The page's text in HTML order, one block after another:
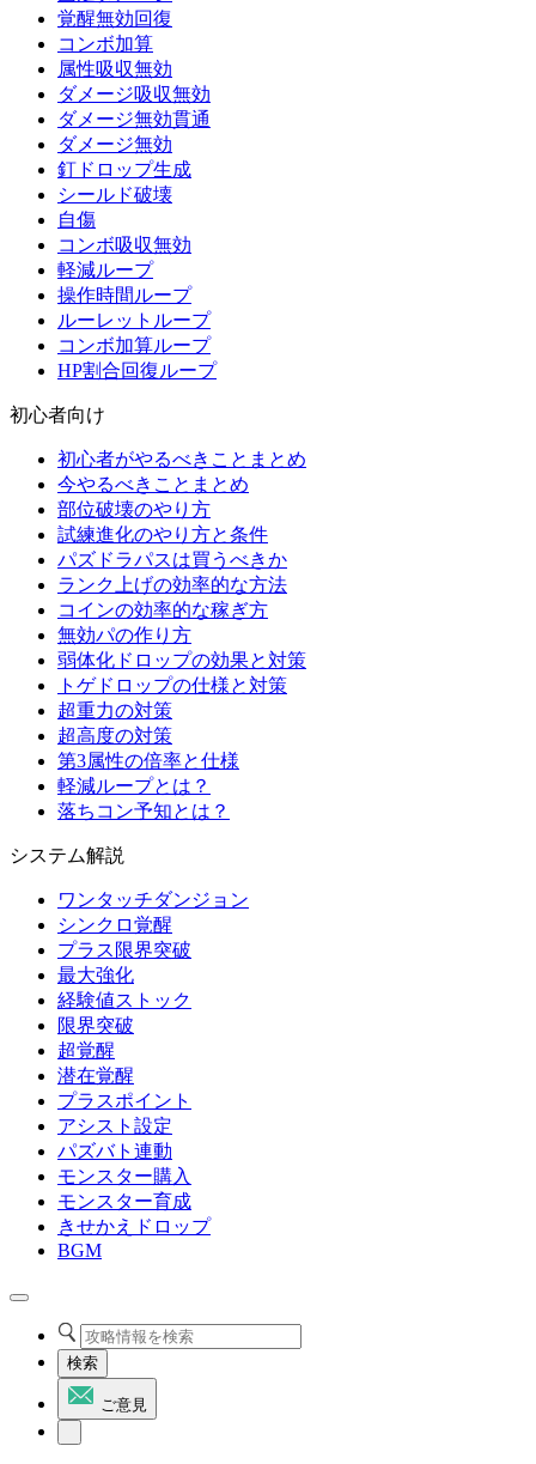
覚醒無効回復
コンボ加算
属性吸収無効
ダメージ吸収無効
ダメージ無効貫通
ダメージ無効
釘ドロップ生成
シールド破壊
自傷
コンボ吸収無効
軽減ループ
操作時間ループ
ルーレットループ
コンボ加算ループ
HP割合回復ループ
初心者向け
初心者がやるべきことまとめ
今やるべきことまとめ
部位破壊のやり方
試練進化のやり方と条件
パズドラパスは買うべきか
ランク上げの効率的な方法
コインの効率的な稼ぎ方
無効パの作り方
弱体化ドロップの効果と対策
トゲドロップの仕様と対策
超重力の対策
超高度の対策
第3属性の倍率と仕様
軽減ループとは？
落ちコン予知とは？
システム解説
ワンタッチダンジョン
シンクロ覚醒
プラス限界突破
最大強化
経験値ストック
限界突破
超覚醒
潜在覚醒
プラスポイント
アシスト設定
パズバト連動
モンスター購入
モンスター育成
きせかえドロップ
BGM
検索
ご意見